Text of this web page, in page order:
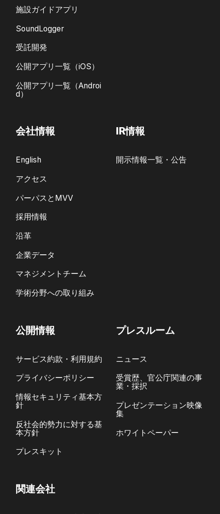
施設ガイドアプリ
SoundLogger
受託開発
公開アプリ一覧（iOS）
公開アプリ一覧（Androi
d）
会社情報
English
アクセス
パーパスとMVV
採用情報
沿革
企業データ
マネジメントチーム
学術分野への取り組み
IR情報
開示情報一覧・公告
公開情報
サービス約款・利用規約
プライバシーポリシー
情報セキュリティ基本方
針
反社会的勢力に対する基
本方針
プレスキット
プレスルーム
ニュース
受賞歴、官公庁関連の事
業・採択
プレゼンテーション映像
集
ホワイトペーパー
関連会社